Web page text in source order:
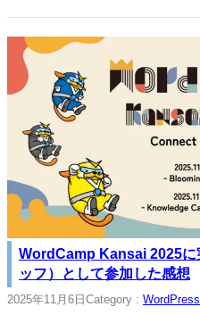
WordCamp Kansai 2025に
ッフ）として参加した感想
2025年11月6日 Category : WordPress